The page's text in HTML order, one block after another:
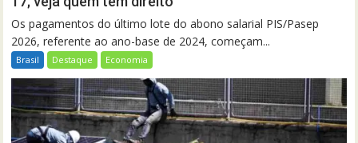
Os pagamentos do último lote do abono salarial PIS/Pasep
2026, referente ao ano-base de 2024, começam...
Brasil Destaque Economia